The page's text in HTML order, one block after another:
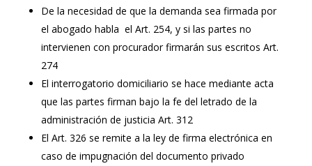
De la necesidad de que la demanda sea firmada por
el abogado habla el Art. 254, y si las partes no
intervienen con procurador firmarán sus escritos Art.
274
El interrogatorio domiciliario se hace mediante acta
que las partes firman bajo la fe del letrado de la
administración de justicia Art. 312
El Art. 326 se remite a la ley de firma electrónica en
caso de impugnación del documento privado